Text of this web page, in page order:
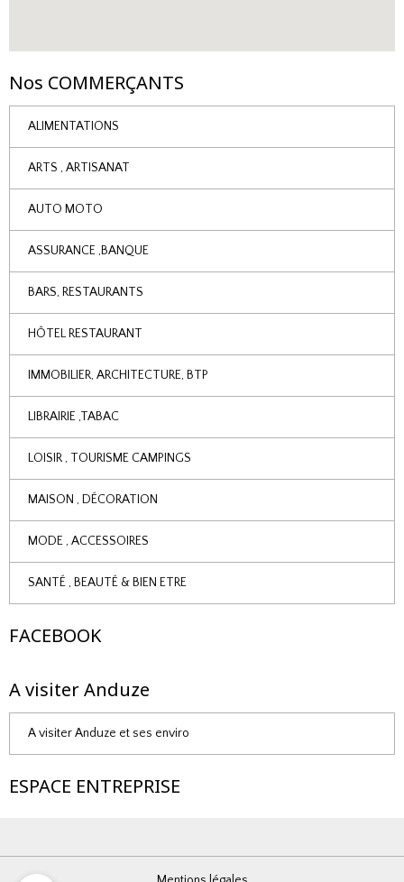
Nos COMMERÇANTS
ALIMENTATIONS
ARTS , ARTISANAT
AUTO MOTO
ASSURANCE ,BANQUE
BARS, RESTAURANTS
HÔTEL RESTAURANT
IMMOBILIER, ARCHITECTURE, BTP
LIBRAIRIE ,TABAC
LOISIR , TOURISME CAMPINGS
MAISON , DÉCORATION
MODE , ACCESSOIRES
SANTÉ , BEAUTÉ & BIEN ETRE
FACEBOOK
A visiter Anduze
A visiter Anduze et ses enviro
ESPACE ENTREPRISE